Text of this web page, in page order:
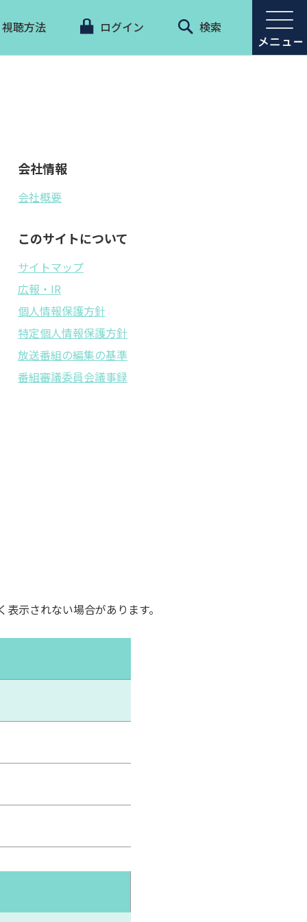
視聴方法 ログイン 検索
会社情報
会社概要
このサイトについて
サイトマップ
広報・IR
個人情報保護方針
特定個人情報保護方針
放送番組の編集の基準
番組審議委員会議事録
示されない場合があります。